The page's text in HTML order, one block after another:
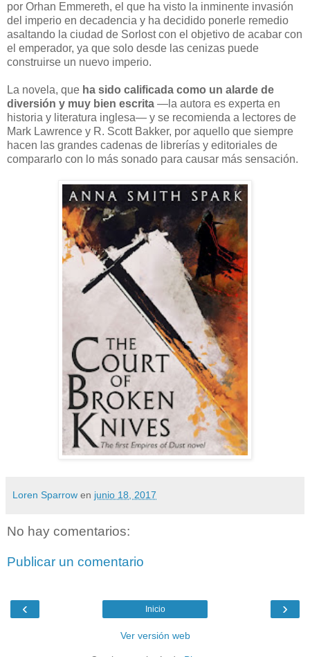
por Orhan Emmereth, el que ha visto la inminente invasión
del imperio en decadencia y ha decidido ponerle remedio
asaltando la ciudad de Sorlost con el objetivo de acabar con
el emperador, ya que solo desde las cenizas puede
construirse un nuevo imperio.
La novela, que ha sido calificada como un alarde de
diversión y muy bien escrita —la autora es experta en
historia y literatura inglesa— y se recomienda a lectores de
Mark Lawrence y R. Scott Bakker, por aquello que siempre
hacen las grandes cadenas de librerías y editoriales de
compararlo con lo más sonado para causar más sensación.
Loren Sparrow en junio 18, 2017
No hay comentarios:
Publicar un comentario
‹ ›
Inicio
Ver versión web